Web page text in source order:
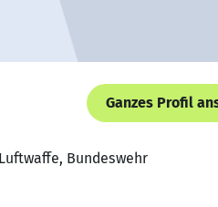
Ganzes Profil
Bundeswehr